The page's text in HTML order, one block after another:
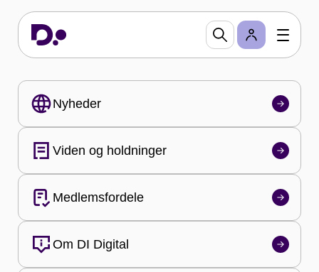
repræsenterer flere end 1.000
teknologivirksomheder.
Bliv medlem
Nyheder
Viden og holdninger
Medlemsfordele
Om DI Digital